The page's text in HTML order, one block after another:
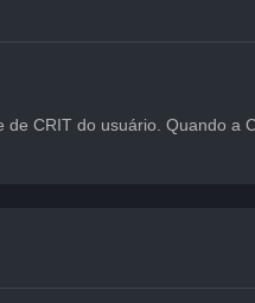
de CRIT do usuário. Quando a